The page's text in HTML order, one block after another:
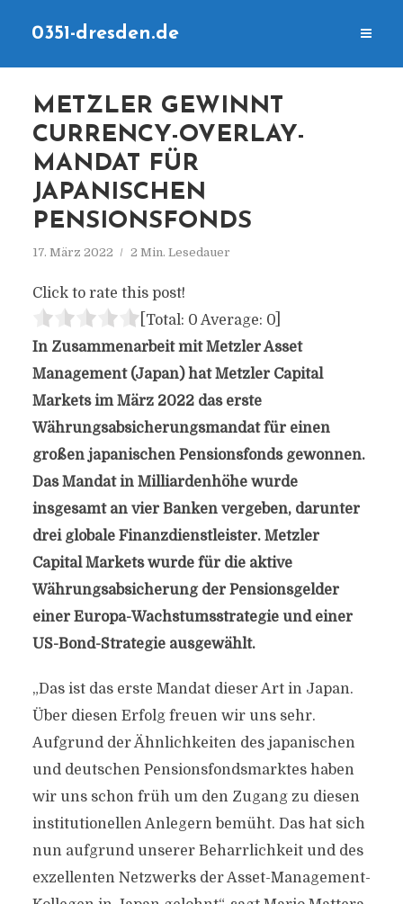
0351-dresden.de
METZLER GEWINNT
CURRENCY-OVERLAY-
MANDAT FÜR
JAPANISCHEN
PENSIONSFONDS
17. März 2022 2 Min. Lesedauer
Click to rate this post!
[Total: 0 Average: 0]
In Zusammenarbeit mit Metzler Asset
Management (Japan) hat Metzler Capital
Markets im März 2022 das erste
Währungsabsicherungsmandat für einen
großen japanischen Pensionsfonds gewonnen.
Das Mandat in Milliardenhöhe wurde
insgesamt an vier Banken vergeben, darunter
drei globale Finanzdienstleister. Metzler
Capital Markets wurde für die aktive
Währungsabsicherung der Pensionsgelder
einer Europa-Wachstumsstrategie und einer
US-Bond-Strategie ausgewählt.
„Das ist das erste Mandat dieser Art in Japan.
Über diesen Erfolg freuen wir uns sehr.
Aufgrund der Ähnlichkeiten des japanischen
und deutschen Pensionsfondsmarktes haben
wir uns schon früh um den Zugang zu diesen
institutionellen Anlegern bemüht. Das hat sich
nun aufgrund unserer Beharrlichkeit und des
exzellenten Netzwerks der Asset-Management-